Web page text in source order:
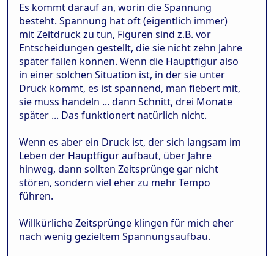
Es kommt darauf an, worin die Spannung
besteht. Spannung hat oft (eigentlich immer)
mit Zeitdruck zu tun, Figuren sind z.B. vor
Entscheidungen gestellt, die sie nicht zehn Jahre
später fällen können. Wenn die Hauptfigur also
in einer solchen Situation ist, in der sie unter
Druck kommt, es ist spannend, man fiebert mit,
sie muss handeln ... dann Schnitt, drei Monate
später ... Das funktionert natürlich nicht.
Wenn es aber ein Druck ist, der sich langsam im
Leben der Hauptfigur aufbaut, über Jahre
hinweg, dann sollten Zeitsprünge gar nicht
stören, sondern viel eher zu mehr Tempo
führen.
Willkürliche Zeitsprünge klingen für mich eher
nach wenig gezieltem Spannungsaufbau.